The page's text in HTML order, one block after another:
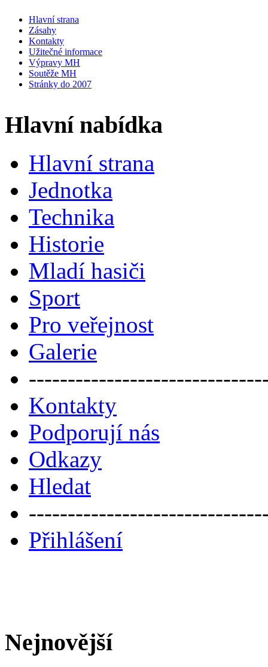
Hlavní strana
Zásahy
Kontakty
Užitečné informace
Výpravy MH
Soutěže MH
Stránky do 2007
Hlavní nabídka
Hlavní strana
Jednotka
Technika
Historie
Mladí hasiči
Sport
Pro veřejnost
Galerie
Kontakty
Podporují nás
Odkazy
Hledat
Přihlášení
Nejnovější